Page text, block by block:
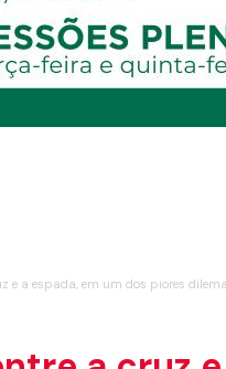
e a espada, em um dos piores